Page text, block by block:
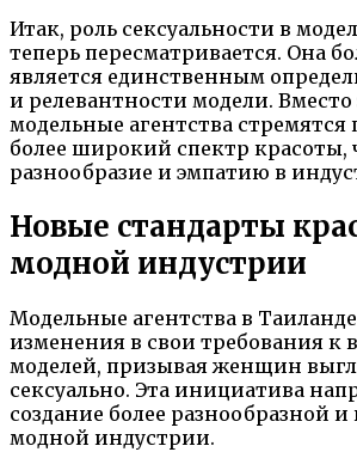
Итак, роль сексуальности в
теперь пересматривается. Она
является единственным
и релевантности модели. Вместо
модельные агентства стремятся
более широкий спектр красоты,
разнообразие и эмпатию в
Новые стандарты
модной индустрии
Модельные агентства в
изменения в свои требования к
моделей, призывая женщин
сексуально. Эта инициатива
создание более разнообразной
модной индустрии.